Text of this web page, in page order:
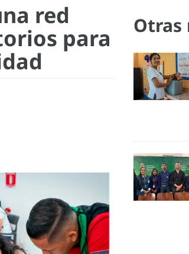
red
para Otras